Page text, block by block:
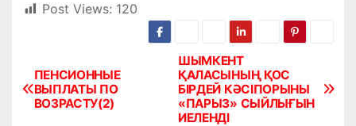
Post Views: 120
Н
а
ШЫМКЕНТ
ҚАЛАСЫНЫҢ ҚОС
БІРДЕЙ КӘСІПОРЫНЫ
«ПАРЫЗ» СЫЙЛЫҒЫН
ИЕЛЕНДІ
ПЕНСИОННЫЕ
ВЫПЛАТЫ ПО
ВОЗРАСТУ(2)